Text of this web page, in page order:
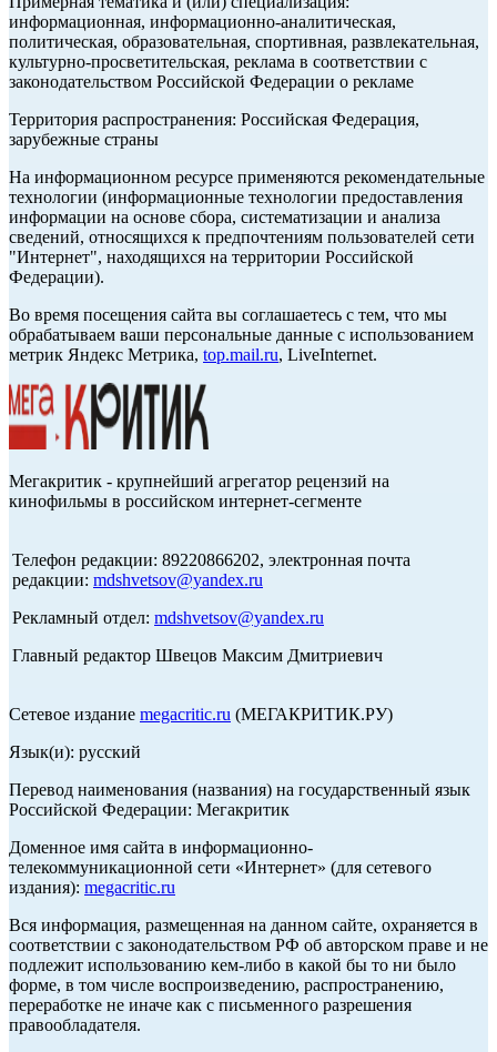
информационная, информационно-аналитическая,
политическая, образовательная, спортивная, развлекательная,
культурно-просветительская, реклама в соответствии с
законодательством Российской Федерации о рекламе
Территория распространения: Российская Федерация,
зарубежные страны
На информационном ресурсе применяются рекомендательные
технологии (информационные технологии предоставления
информации на основе сбора, систематизации и анализа
сведений, относящихся к предпочтениям пользователей сети
"Интернет", находящихся на территории Российской
Федерации).
Во время посещения сайта вы соглашаетесь с тем, что мы
обрабатываем ваши персональные данные с использованием
метрик Яндекс Метрика, top.mail.ru, LiveInternet.
Мегакритик - крупнейший агрегатор рецензий на
кинофильмы в российском интернет-сегменте
Телефон редакции: 89220866202, электронная почта
редакции: mdshvetsov@yandex.ru
Рекламный отдел: mdshvetsov@yandex.ru
Главный редактор Швецов Максим Дмитриевич
Сетевое издание megacritic.ru (МЕГАКРИТИК.РУ)
Язык(и): русский
Перевод наименования (названия) на государственный язык
Российской Федерации: Мегакритик
Доменное имя сайта в информационно-
телекоммуникационной сети «Интернет» (для сетевого
издания): megacritic.ru
Вся информация, размещенная на данном сайте, охраняется в
соответствии с законодательством РФ об авторском праве и не
подлежит использованию кем-либо в какой бы то ни было
форме, в том числе воспроизведению, распространению,
переработке не иначе как с письменного разрешения
правообладателя.